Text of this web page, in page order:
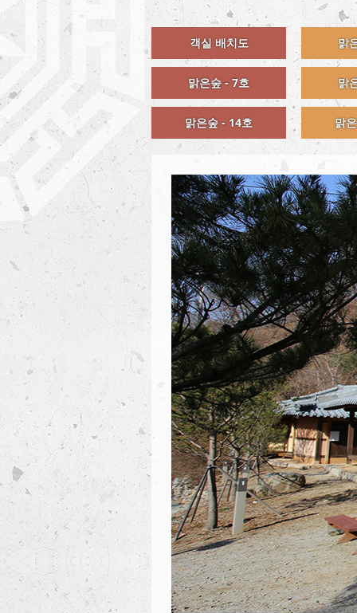
객실 배치도 맑
맑은숲 - 7호 맑
맑은숲 - 14호 맑